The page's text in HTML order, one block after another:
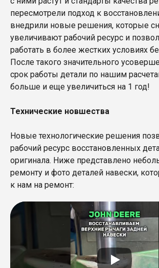
пересмотрели подход к
внедрили новые решения, которые
увеличивают рабочий ресурс и
работать в более жестких условиях
После такого значительного
срок работы детали по нашим
больше и еще увеличиться на 1 год!
Технические новшества
Новые технологические решения
рабочий ресурс восстановленных
оригинала. Ниже представлено
ремонту и фото деталей навески,
к нам на ремонт: